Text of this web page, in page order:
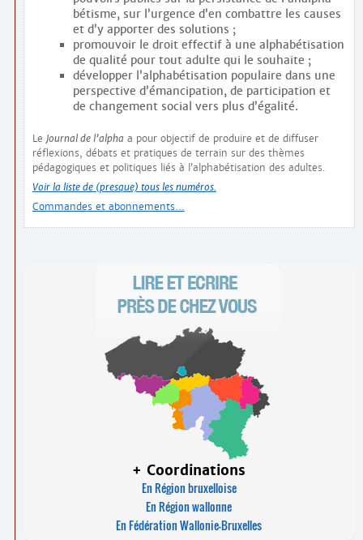
bétisme, sur l’urgence d’en combattre les causes
et d’y apporter des solutions ;
promouvoir le droit effectif à une alphabétisation
de qualité pour tout adulte qui le souhaite ;
développer l’alphabétisation populaire dans une
perspective d’émancipation, de participation et
de changement social vers plus d’égalité.
Le Journal de l’alpha a pour objectif de produire et de diffuser
réflexions, débats et pratiques de terrain sur des thèmes
pédagogiques et politiques liés à l’alphabétisation des adultes.
Voir la liste de (presque) tous les numéros.
Commandes et abonnements…
+ Coordinations
En Région bruxelloise
En Région wallonne
En Fédération Wallonie-Bruxelles